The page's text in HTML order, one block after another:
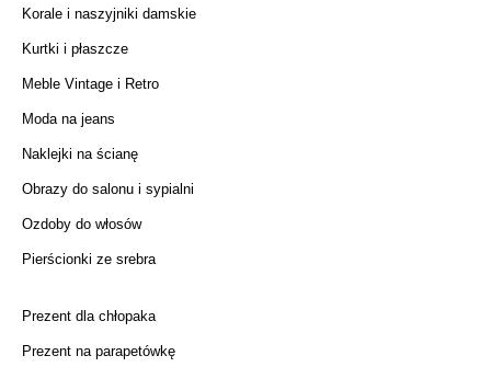
Korale i naszyjniki damskie
Kurtki i płaszcze
Meble Vintage i Retro
Moda na jeans
Naklejki na ścianę
Obrazy do salonu i sypialni
Ozdoby do włosów
Pierścionki ze srebra
Prezent dla chłopaka
Prezent na parapetówkę